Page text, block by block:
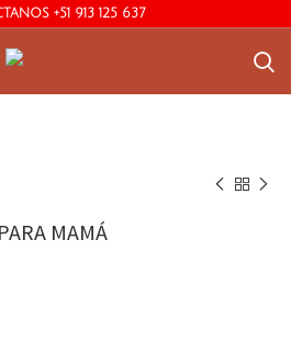
+51 913 125 637
MAMÁ